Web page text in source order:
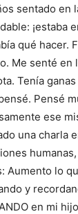
sentado en
¡estaba
qué hacer.
Me senté en
Tenía
Pensé
ese
una charla
Aumento lo
y
en mi